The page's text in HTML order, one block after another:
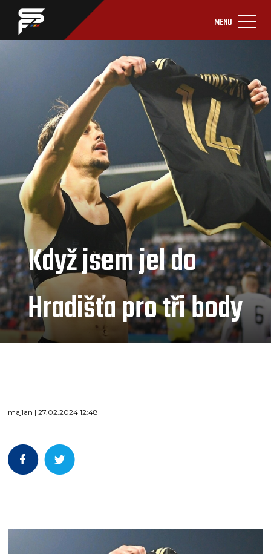
MENU
Když jsem jel do
Hradišťa pro tři body
majlan | 27.02.2024 12:48